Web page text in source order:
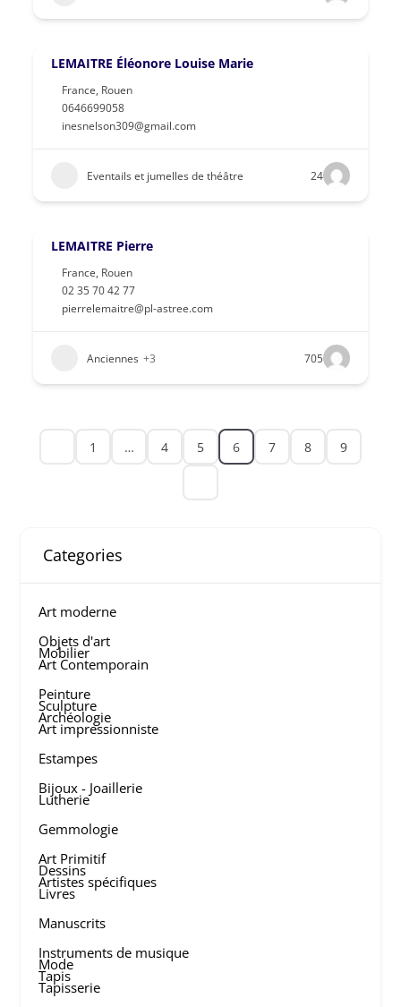
LEMAITRE Éléonore Louise Marie
France, Rouen
0646699058
inesnelson309@gmail.com
Eventails et jumelles de théâtre 24
LEMAITRE Pierre
France, Rouen
02 35 70 42 77
pierrelemaitre@pl-astree.com
Anciennes +3 705
1 … 4 5 6 7 8 9
Categories
Art moderne
Objets d'art
Mobilier
Art Contemporain
Peinture
Sculpture
Archéologie
Art impressionniste
Estampes
Bijoux - Joaillerie
Lutherie
Gemmologie
Art Primitif
Dessins
Artistes spécifiques
Livres
Manuscrits
Instruments de musique
Mode
Tapis
Tapisserie